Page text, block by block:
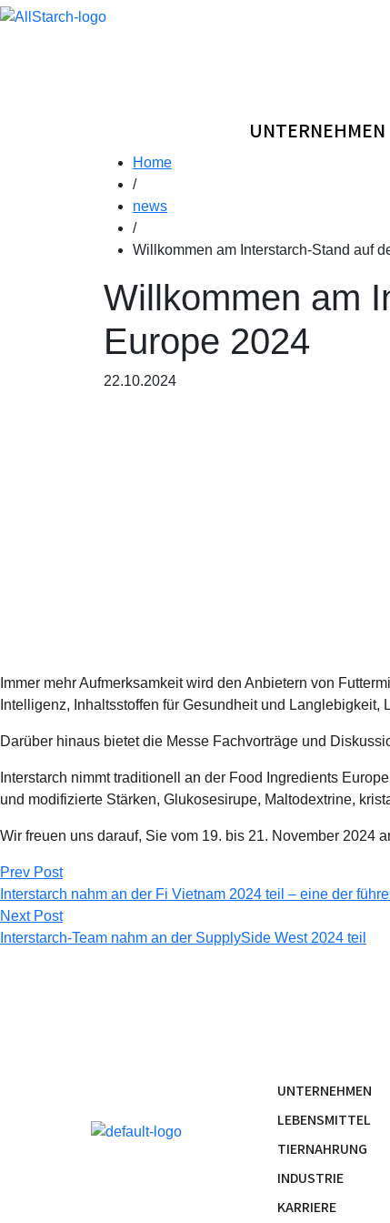
UNTERNEHMEN
Home
/
news
/
Willkommen am Interstarch-Stand auf
Willkommen am
Europe 2024
22.10.2024
Immer mehr Aufmerksamkeit wird den Anbietern von
Intelligenz, Inhaltsstoffen für Gesundheit und
Darüber hinaus bietet die Messe Fachvorträge und
Interstarch nimmt traditionell an der Food Ingredients
und modifizierte Stärken, Glukosesirupe, Maltodextrine,
Wir freuen uns darauf, Sie vom 19. bis 21. November 2024
Prev Post
Interstarch nahm an der Fi Vietnam 2024 teil – eine der
Next Post
Interstarch-Team nahm an der SupplySide West 2024 teil
UNTERNEHMEN
LEBENSMITTEL
TIERNAHRUNG
INDUSTRIE
KARRIERE